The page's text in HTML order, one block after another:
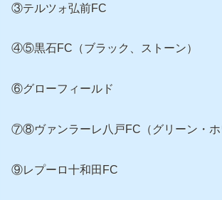
③テルツォ弘前FC
④⑤黒石FC（ブラック、ストーン）
⑥グローフィールド
⑦⑧ヴァンラーレ八戸FC（グリーン・ホ
⑨レプーロ十和田FC